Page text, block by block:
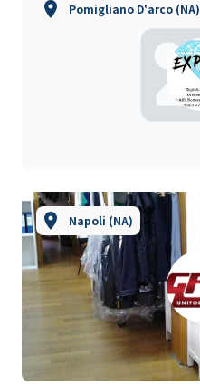
Pomigliano D'arco (NA)
Napoli (NA)